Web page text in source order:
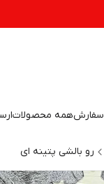
سفارشهمه محصولات
رو بالشی پتینه ای